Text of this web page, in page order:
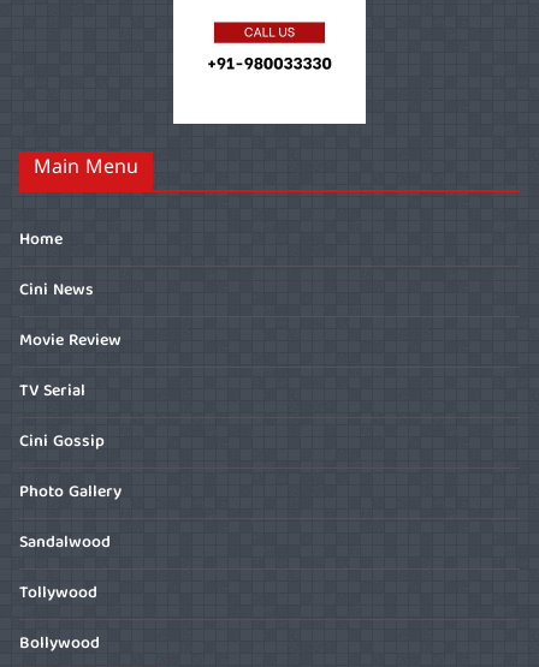
Main Menu
Home
Cini News
Movie Review
TV Serial
Cini Gossip
Photo Gallery
Sandalwood
Tollywood
Bollywood